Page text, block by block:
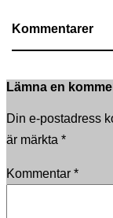
Kommentarer
Lämna en
Din e-postadress
är märkta *
Kommentar *